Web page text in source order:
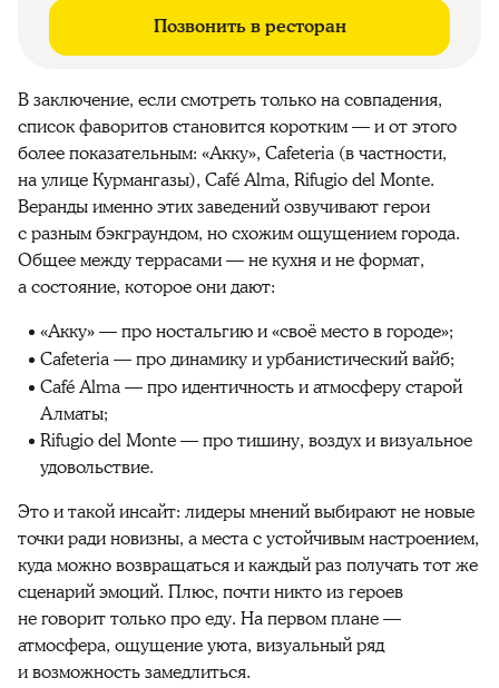
Позвонить в ресторан
В заключение, если смотреть только на совпадения,
список фаворитов становится коротким — и от этого
более показательным: «Акку», Cafeteria (в частности,
на улице Курмангазы), Café Alma, Rifugio del Monte.
Веранды именно этих заведений озвучивают герои
с разным бэкграундом, но схожим ощущением города.
Общее между террасами — не кухня и не формат,
а состояние, которое они дают:
«Акку» — про ностальгию и «своё место в городе»;
Cafeteria — про динамику и урбанистический вайб;
Café Alma — про идентичность и атмосферу старой
Алматы;
Rifugio del Monte — про тишину, воздух и визуальное
удовольствие.
Это и такой инсайт: лидеры мнений выбирают не новые
точки ради новизны, а места с устойчивым настроением,
куда можно возвращаться и каждый раз получать тот же
сценарий эмоций. Плюс, почти никто из героев
не говорит только про еду. На первом плане —
атмосфера, ощущение уюта, визуальный ряд
и возможность замедлиться.